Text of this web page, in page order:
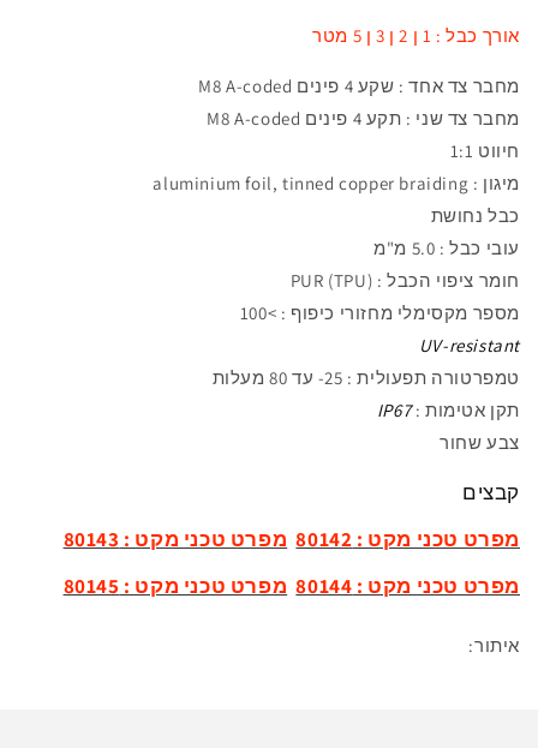
אורך כבל : 1 ן 2 ן 3 ן 5 מטר
מחבר צד אחד : שקע 4 פינים M8 A-coded
מחבר צד שני : תקע 4 פינים M8 A-coded
חיווט 1:1
מיגון : aluminium foil, tinned copper braiding
כבל נחושת
עובי כבל : 5 .0 מ"מ
חומר ציפוי הכבל : PUR (TPU)
מספר מקסימלי מחזורי כיפוף : >100
UV-resistant
טמפרטורה תפעולית: 25- עד 80 מעלות
תקן אטימות :IP67
צבע שחור
קבצים
מפרט טכני מקט : 80142
מפרט טכני מקט : 80143
מפרט טכני מקט : 80144
מפרט טכני מקט : 80145
איתור: